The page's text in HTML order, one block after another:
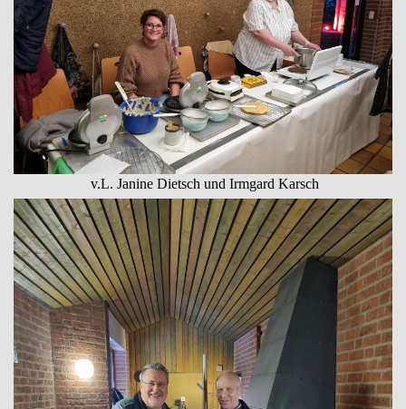
v.L. Janine Dietsch und Irmgard Karsch